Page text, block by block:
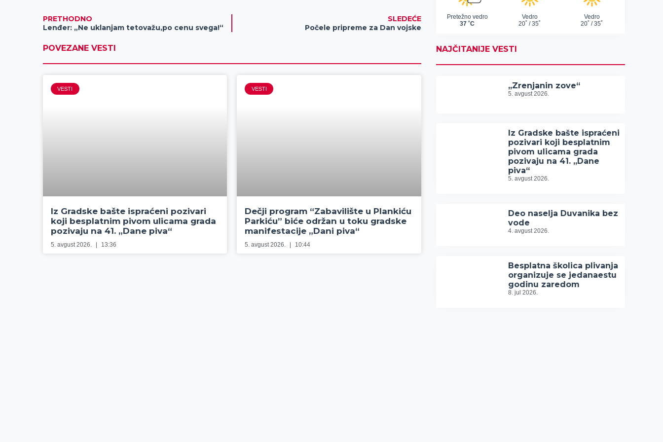
PRETHODNO
Lenđer: „Ne uklanjam tetovažu,po cenu svega!“
SLEDEĆE
Počele pripreme za Dan vojske
POVEZANE VESTI
VESTI
Iz Gradske bašte ispraćeni pozivari
koji besplatnim pivom ulicama grada
pozivaju na 41. „Dane piva“
5. avgust 2026. 13:36
VESTI
Dečji program “Zabavilište u Plankiću
Parkiću” biće održan u toku gradske
manifestacije „Dani piva“
5. avgust 2026. 10:44
NAJČITANIJE VESTI
„Zrenjanin zove“
5. avgust 2026.
Iz Gradske bašte ispraćeni
pozivari koji besplatnim
pivom ulicama grada
pozivaju na 41. „Dane
piva“
5. avgust 2026.
Deo naselja Duvanika bez
vode
4. avgust 2026.
Besplatna školica plivanja
organizuje se jedanaestu
godinu zaredom
8. jul 2026.